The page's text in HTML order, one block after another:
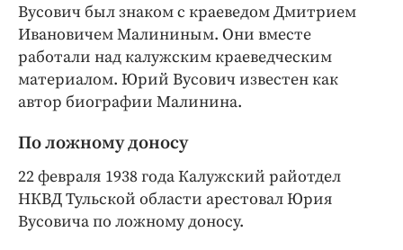
Вусович был знаком с краеведом Дмитрием
Ивановичем Малининым. Они вместе
работали над калужским краеведческим
материалом. Юрий Вусович известен как
автор биографии Малинина.
По ложному доносу
22 февраля 1938 года Калужский райотдел
НКВД Тульской области арестовал Юрия
Вусовича по ложному доносу.